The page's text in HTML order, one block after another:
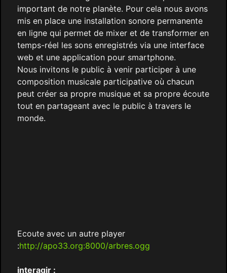
important de notre planète. Pour cela nous avons
mis en place une installation sonore permanente
en ligne qui permet de mixer et de transformer en
temps-réel les sons enregistrés via une interface
web et une application pour smartphone.
Nous invitons le public à venir participer à une
composition musicale participative où chacun
peut créer sa propre musique et sa propre écoute
tout en partageant avec le public à travers le
monde.
Ecoute avec un autre player
:http://apo33.org:8000/arbres.ogg
interagir :